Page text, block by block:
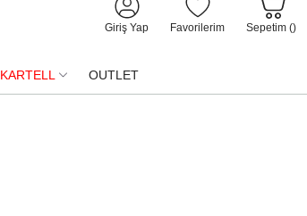
Giriş Yap Favorilerim Sepetim ()
KARTELL OUTLET